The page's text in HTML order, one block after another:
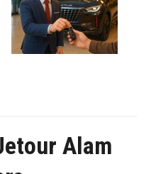
Alam